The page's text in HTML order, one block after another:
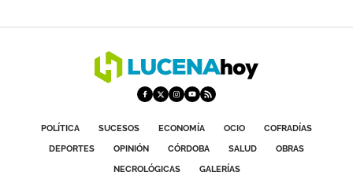
POLÍTICA SUCESOS ECONOMÍA OCIO
COFRADÍAS
DEPORTES
OPINIÓN CÓRDOBA SALUD
OBRAS
NECROLÓGICAS
GALERÍAS